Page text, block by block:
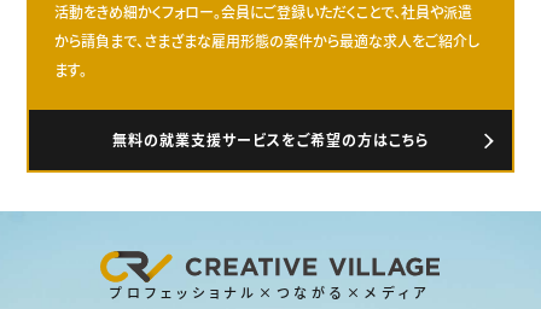
活動をきめ細かくフォロー。会員にご登録いただくことで、社員や派遣
から請負まで、さまざまな雇用形態の案件から最適な求人をご紹介し
ます。
無料の就業支援サービスをご希望の方はこちら
プロフェッショナル×つながる×メディア